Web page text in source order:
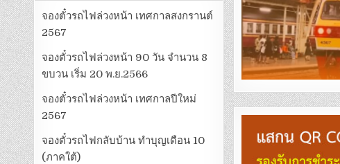
จองตั๋วรถไฟล่วงหน้า เทศกาลสงกรานต์
2567
จองตั๋วรถไฟล่วงหน้า 90 วัน จำนวน 8
ขบวน เริ่ม 20 พ.ย.2566
จองตั๋วรถไฟล่วงหน้า เทศกาลปีใหม่
2567
จองตั๋วรถไฟกลับบ้าน ทำบุญเดือน 10
(ภาคใต้)